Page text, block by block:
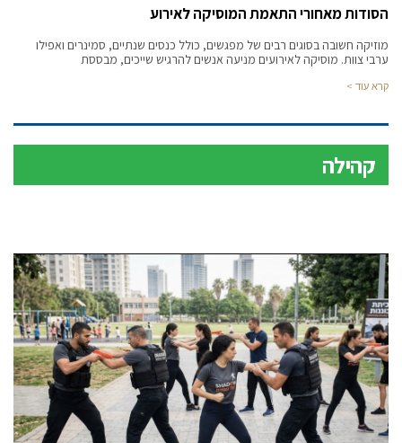
הסודות מאחורי התאמת המוסיקה לאירוע
מוזיקה חשובה בסוגים רבים של מפגשים, כולל כנסים שנתיים, סמינרים ואפילו
ערבי צוות. מוסיקה לאירועים מניעה אנשים להרגיש שייכים, מבססת
קרא עוד >
קהילה